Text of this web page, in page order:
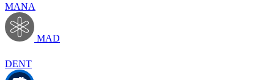
MANA
MAD
DENT